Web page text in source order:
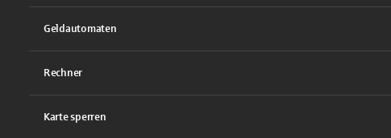
Geldautomaten
Rechner
Karte sperren